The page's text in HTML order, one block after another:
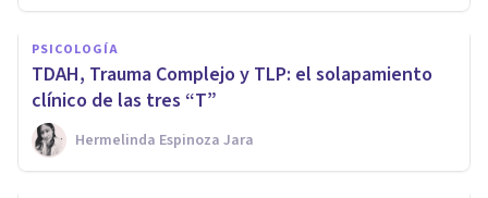
PSICOLOGÍA
TDAH, Trauma Complejo y TLP: el solapamiento
clínico de las tres “T”
Hermelinda Espinoza Jara